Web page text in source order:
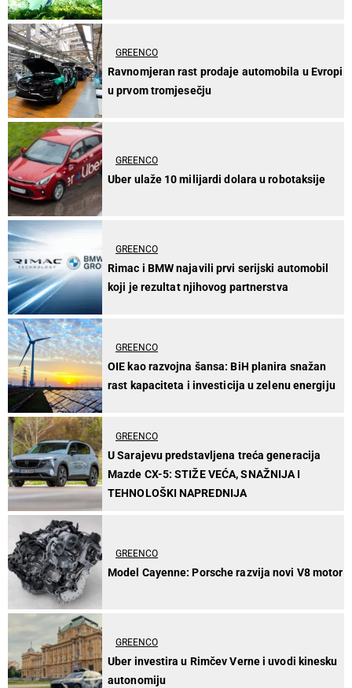
GREENCO
Ravnomjeran rast prodaje automobila u Evropi
u prvom tromjesečju
GREENCO
Uber ulaže 10 milijardi dolara u robotaksije
GREENCO
Rimac i BMW najavili prvi serijski automobil
koji je rezultat njihovog partnerstva
GREENCO
OIE kao razvojna šansa: BiH planira snažan
rast kapaciteta i investicija u zelenu energiju
GREENCO
U Sarajevu predstavljena treća generacija
Mazde CX-5: STIŽE VEĆA, SNAŽNIJA I
TEHNOLOŠKI NAPREDNIJA
GREENCO
Model Cayenne: Porsche razvija novi V8 motor
GREENCO
Uber investira u Rimčev Verne i uvodi kinesku
autonomiju